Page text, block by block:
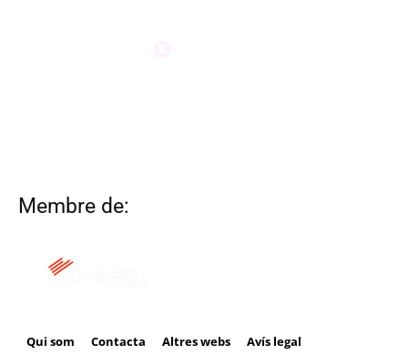
Membre de:
Qui som Contacta Altres webs Avís legal